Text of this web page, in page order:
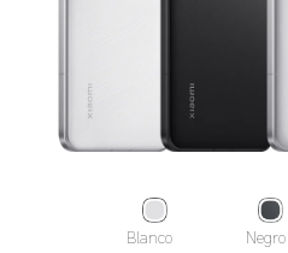
Blanco Negro